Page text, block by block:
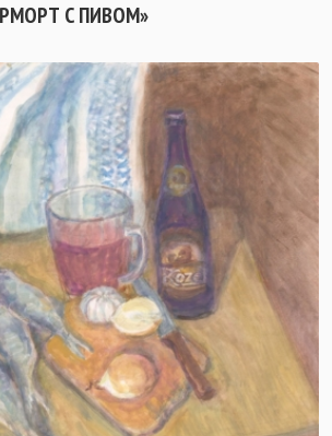
С ПИВОМ»